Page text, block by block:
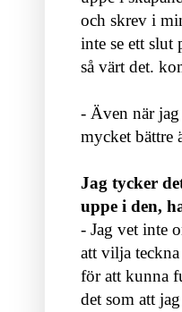
och skrev i
inte se ett slut
så värt det.
- Även när jag
mycket bättre
Jag tycker
uppe i den,
- Jag vet inte
att vilja
för att kunna
det som att